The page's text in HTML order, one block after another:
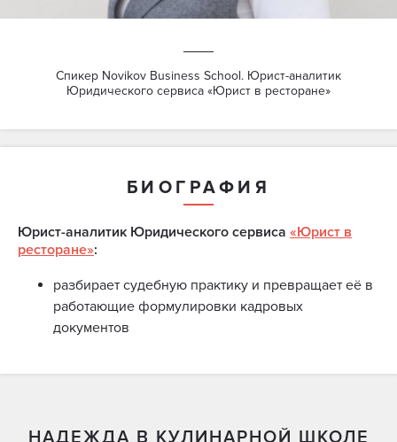
Спикер Novikov Business School. Юрист-аналитик
Юридического сервиса «Юрист в ресторане»
БИОГРАФИЯ
Юрист-аналитик Юридического сервиса «Юрист в
ресторане»:
разбирает судебную практику и превращает её в
работающие формулировки кадровых
документов
НАДЕЖДА В КУЛИНАРНОЙ ШКОЛЕ